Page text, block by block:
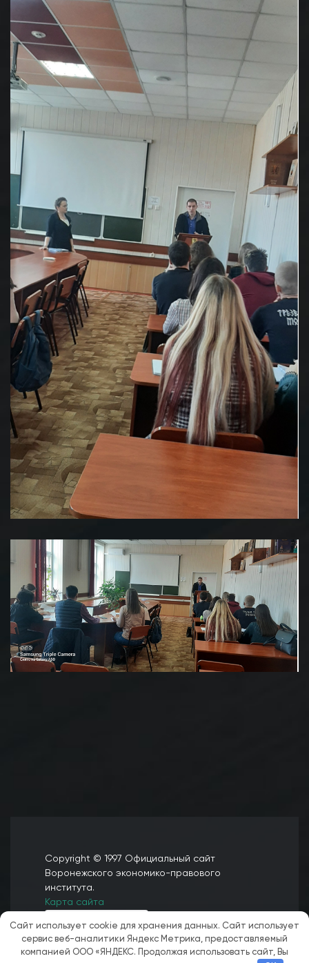
Copyright © 1997 Официальный сайт
Воронежского экономико-правового
института.
Карта сайта
Сайт использует cookie для хранения данных. Сайт использует
сервис веб-аналитики Яндекс Метрика, предоставляемый
компанией ООО «ЯНДЕКС. Продолжая использовать сайт, Вы